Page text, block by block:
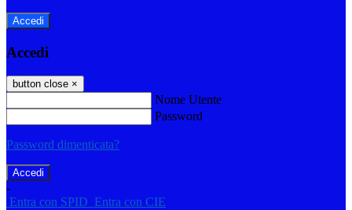
Accedi
Accedi
button close ×
Nome Utente
Password
Password dimenticata?
-
Entra con SPID Entra con CIE